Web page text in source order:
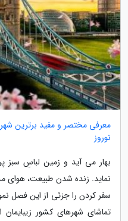
معرفی مختصر و مفید برترین
نوروز
بهار می آید و زمین لباسِ سبز
نماید. زنده شدن طبیعت، هوای
سفر کردن را جزئی از این فصل
تماشای شهرهای کشور زیبایمان